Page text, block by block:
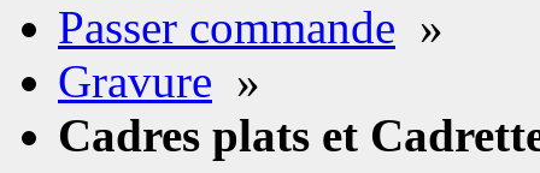
Passer commande »
Gravure »
Cadres plats et